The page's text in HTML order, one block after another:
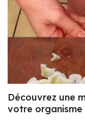
Découvrez une
votre organisme